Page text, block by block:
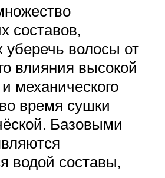
составов,
волосы от
влияния высокой
механического
время сушки
Базовыми
водой составы,